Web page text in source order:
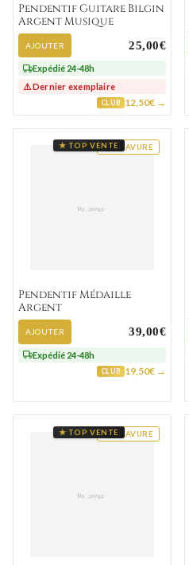
Pendentif Guitare Bilgin
Argent Musique
AJOUTER 25,00€
Expédié 24-48h
⚠️ Dernier exemplaire
CLUB 12,50€ →
GRAVURE
★ TOP VENTE
Pendentif Médaille
Argent
AJOUTER 39,00€
Expédié 24-48h
CLUB 19,50€ →
GRAVURE
★ TOP VENTE